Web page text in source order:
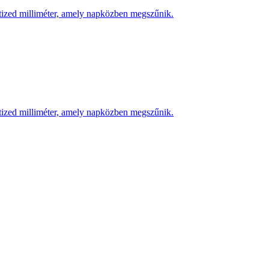
milliméter, amely napközben megszűnik.
milliméter, amely napközben megszűnik.